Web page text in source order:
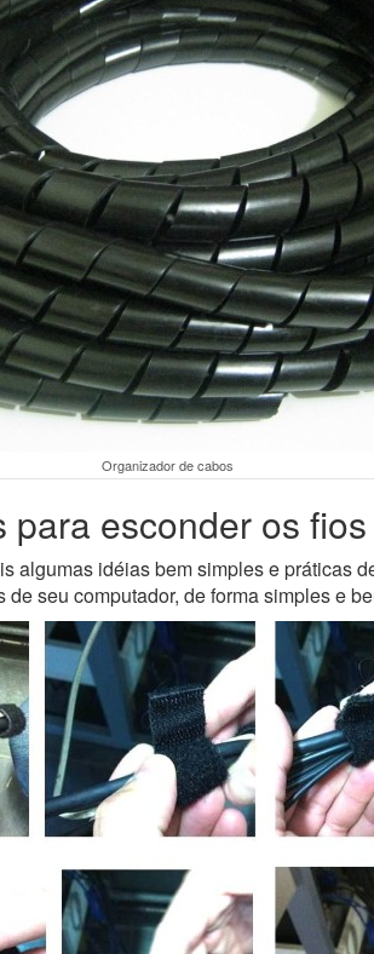
Organizador de cabos
para esconder os
algumas idéias bem simples e práticas
seu computador, de forma simples e